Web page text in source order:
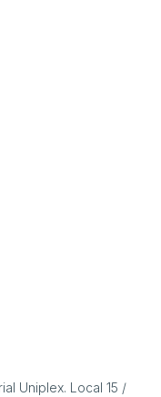
Uniplex. Local 15 /